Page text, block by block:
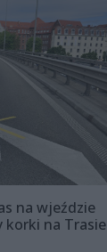
na wjeździe
korki na Trasie